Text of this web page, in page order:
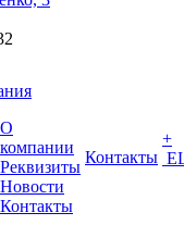
О
компании
Реквизиты
Новости
Контакты
Контакты
+